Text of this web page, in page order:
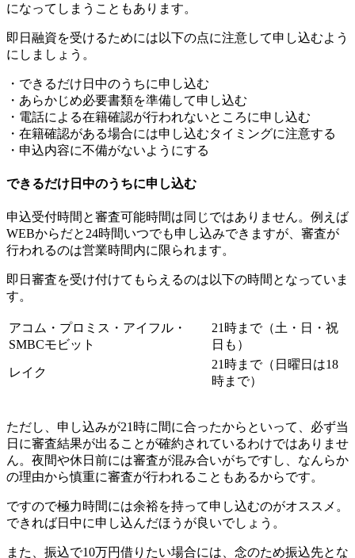
になってしまうこともあります。
即日融資を受けるためには以下の点に注意して申し込むよう
にしましょう。
・できるだけ日中のうちに申し込む
・あらかじめ必要書類を準備して申し込む
・電話による在籍確認が行われないところに申し込む
・在籍確認がある場合には申し込むタイミングに注意する
・申込内容に不備がないようにする
できるだけ日中のうちに申し込む
申込受付時間と審査可能時間は同じではありません。例えば
WEBからだと24時間いつでも申し込みできますが、審査が
行われるのは営業時間内に限られます。
即日審査を受け付けてもらえるのは以下の時間となっていま
す。
アコム・プロミス・アイフル・
SMBCモビット
21時まで（土・日・祝
日も）
レイク
21時まで（日曜日は18
時まで）
ただし、申し込みが21時に間に合ったからといって、必ず当
日に審査結果が出ることが確約されているわけではありませ
ん。夜間や休日前には審査が混み合いがちですし、なんらか
の理由から慎重に審査が行われることもあるからです。
ですので極力時間には余裕を持って申し込むのがオススメ。
できれば日中に申し込んだほうが良いでしょう。
また、振込で10万円借りたい場合には、念のため振込先とな